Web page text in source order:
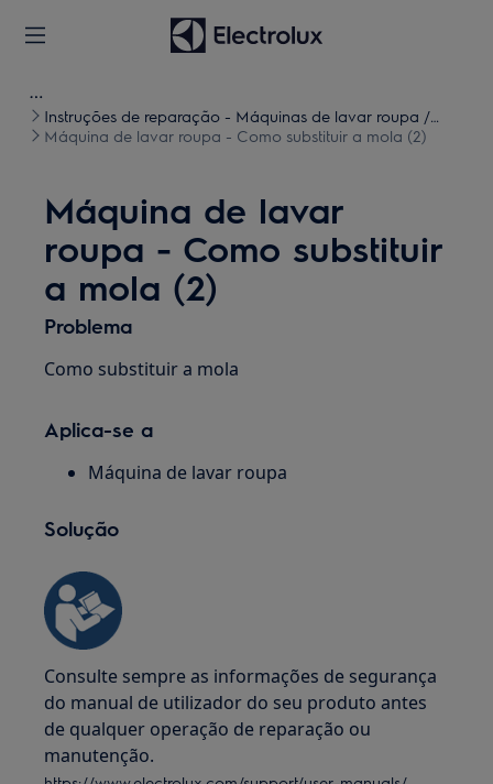
Instruções de reparação - Máquinas de lavar roupa /
Máquinas de lavar e secar roupa
Máquina de lavar roupa - Como substituir a mola (2)
Máquina de lavar
roupa - Como substituir
a mola (2)
Problema
Como substituir a mola
Aplica-se a
Máquina de lavar roupa
Solução
Consulte sempre as informações de segurança
do manual de utilizador do seu produto antes
de qualquer operação de reparação ou
manutenção.